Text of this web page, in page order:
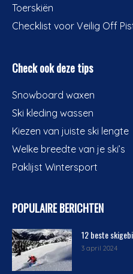
Toerskiën
Checklist voor Veilig Off
Check ook deze tips
Snowboard waxen
Ski kleding wassen
Kiezen van juiste ski lengte
Welke breedte van je ski’s
Paklijst Wintersport
POPULAIRE BERICHTEN
12 beste
3 april 2024